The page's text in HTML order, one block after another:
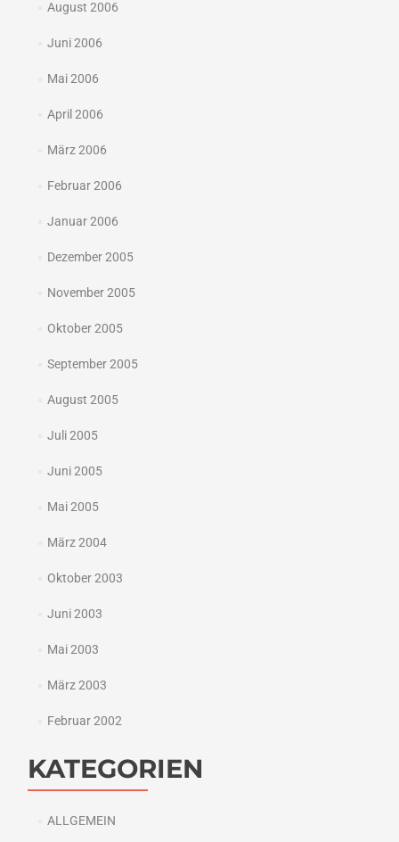
August 2006
Juni 2006
Mai 2006
April 2006
März 2006
Februar 2006
Januar 2006
Dezember 2005
November 2005
Oktober 2005
September 2005
August 2005
Juli 2005
Juni 2005
Mai 2005
März 2004
Oktober 2003
Juni 2003
Mai 2003
März 2003
Februar 2002
KATEGORIEN
ALLGEMEIN